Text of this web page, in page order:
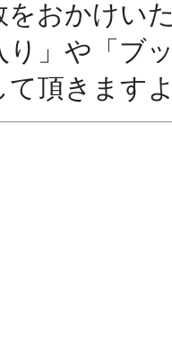
をおかけい
り」や「ブ
て頂きます